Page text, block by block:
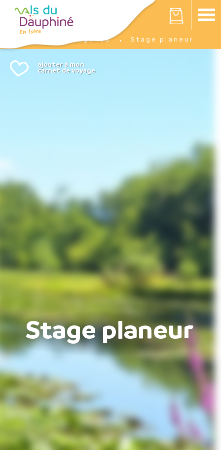
Votre panier est vide
Agenda Stage planeur
Stage planeur
Panneau de gestion des cookies